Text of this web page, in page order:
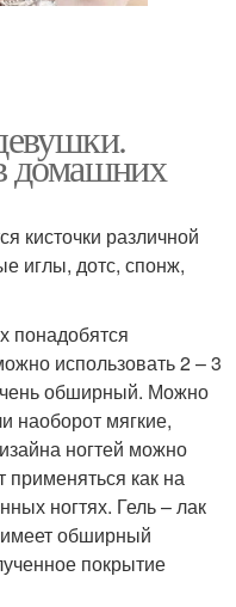
домашних
кисточки различной
иглы, дотс, спонж,
понадобятся
использовать 2 – 3
обширный. Можно
наоборот мягкие,
ногтей можно
применяться как на
ногтях. Гель – лак
имеет обширный
покрытие